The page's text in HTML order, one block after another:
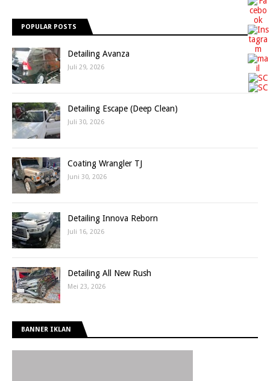
POPULAR POSTS
Detailing Avanza
Juli 29, 2026
Detailing Escape (Deep Clean)
Juli 30, 2026
Coating Wrangler TJ
Juni 30, 2026
Detailing Innova Reborn
Juli 16, 2026
Detailing All New Rush
Mei 23, 2026
BANNER IKLAN